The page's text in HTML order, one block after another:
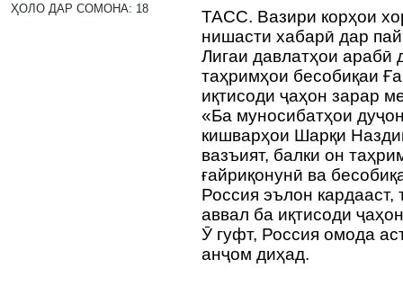
ҲОЛО ДАР СОМОНА: 18
ТАСС. Вазири корҳои
нишасти хабарӣ дар
Лигаи давлатҳои арабӣ
таҳримҳои бесобиқаи
иқтисоди ҷаҳон зарар
«Ба муносибатҳои
кишварҳои Шарқи
вазъият, балки он
ғайриқонунӣ ва
Россия эълон
аввал ба иқтисоди
Ӯ гуфт, Россия омода
анҷом диҳад.